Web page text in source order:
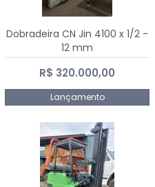
Dobradeira CN Jin 4100 x 1/2 -
12 mm
R$ 320.000,00
Lançamento